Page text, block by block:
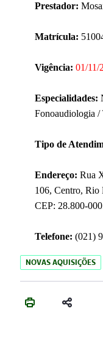
Prestador:
Matrícula:
Vigência: 01/11/
Especialidades:
Fonoaudiologia /
Tipo de
Endereço: Rua
106, Centro, Rio
CEP: 28.800-
Telefone: (021)
NOVAS AQUISIÇÕES